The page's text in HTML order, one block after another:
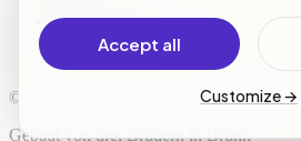
Datenschutz
Nutzungsbedingungen
© 2026 R3Stack. Alle Rechte vorbehalten.
Gebaut von drei Brüdern in Brünn
Accept all
Customize→